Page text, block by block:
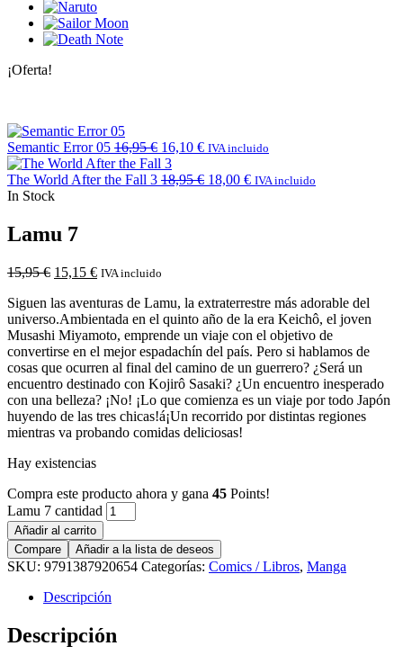
¡Oferta!
Semantic Error 05 16,95€ 16,10 € IVA incluido
The World After the Fall 3 18,95€ 18,00 € IVA incluido
In Stock
Lamu 7
15,95€ 15,15 € IVA incluido
Siguen las aventuras de Lamu, la extraterrestre más adorable del
universo.Ambientada en el quinto año de la era Keichô, el joven
Musashi Miyamoto, emprende un viaje con el objetivo de
convertirse en el mejor espadachín del país. Pero si hablamos de
cosas que ocurren al final del camino de un guerrero? ¿Será un
encuentro destinado con Kojirô Sasaki? ¿Un encuentro inesperado
con una belleza? ¡No! ¡Lo que comienza es un viaje por todo Japón
huyendo de las tres chicas!á¡Un recorrido por distintas regiones
mientras va probando comidas deliciosas!
Hay existencias
Compra este producto ahora y gana 45 Points!
Lamu 7 cantidad
Añadir al carrito
Compare
Añadir a la lista de deseos
SKU: 9791387920654 Categorías: Comics / Libros, Manga
Descripción
Descripción